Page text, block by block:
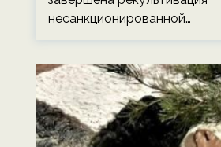
несанкционированной…